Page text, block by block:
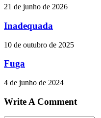
21 de junho de 2026
Inadequada
10 de outubro de 2025
Fuga
4 de junho de 2024
Write A Comment